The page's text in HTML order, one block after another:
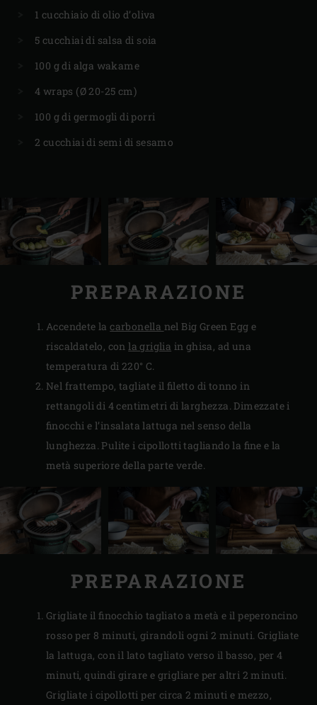
1 cucchiaio di olio d’oliva
5 cucchiai di salsa di soia
100 g di alga wakame
4 wraps (Ø 20-25 cm)
100 g di germogli di porri
2 cucchiai di semi di sesamo
PREPARAZIONE
Accendete lacarbonella nel Big Green Egg e
riscaldatelo, conla griglia in ghisa, ad una
temperatura di 220° C.
Nel frattempo, tagliate il filetto di tonno in
rettangoli di 4 centimetri di larghezza. Dimezzate i
finocchi e l’insalata lattuga nel senso della
lunghezza. Pulite i cipollotti tagliando la fine e la
metà superiore della parte verde.
PREPARAZIONE
Grigliate il finocchio tagliato a metà e il peperoncino
rosso per 8 minuti, girandoli ogni 2 minuti. Grigliate
la lattuga, con il lato tagliato verso il basso, per 4
minuti, quindi girare e grigliare per altri 2 minuti.
Grigliate i cipollotti per circa 2 minuti e mezzo,